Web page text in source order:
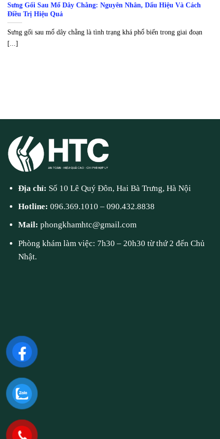
Sưng Gối Sau Mổ Dây Chằng: Nguyên Nhân, Dấu Hiệu Và Cách
Điều Trị Hiệu Quả
Sưng gối sau mổ dây chằng là tình trạng khá phổ biến trong giai đoạn
[...]
Địa chỉ: Số 10 Lê Quý Đôn, Hai Bà Trưng, Hà Nội
Hotline:096.369.1010 –090.432.8838
Mail:phongkhamhtc@gmail.com
Phòng khám làm việc: 7h30 – 20h30 từ thứ 2 đến Chủ
Nhật.